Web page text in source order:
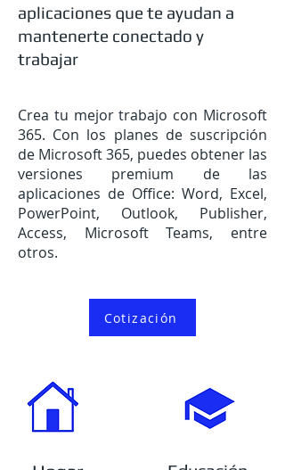
aplicaciones que te ayudan a
mantenerte conectado y
trabajar
Crea tu mejor trabajo con Microsoft
365. Con los planes de suscripción
de Microsoft 365, puedes obtener las
versiones premium de las
aplicaciones de Office: Word, Excel,
PowerPoint, Outlook, Publisher,
Access, Microsoft Teams, entre
otros.
Cotización